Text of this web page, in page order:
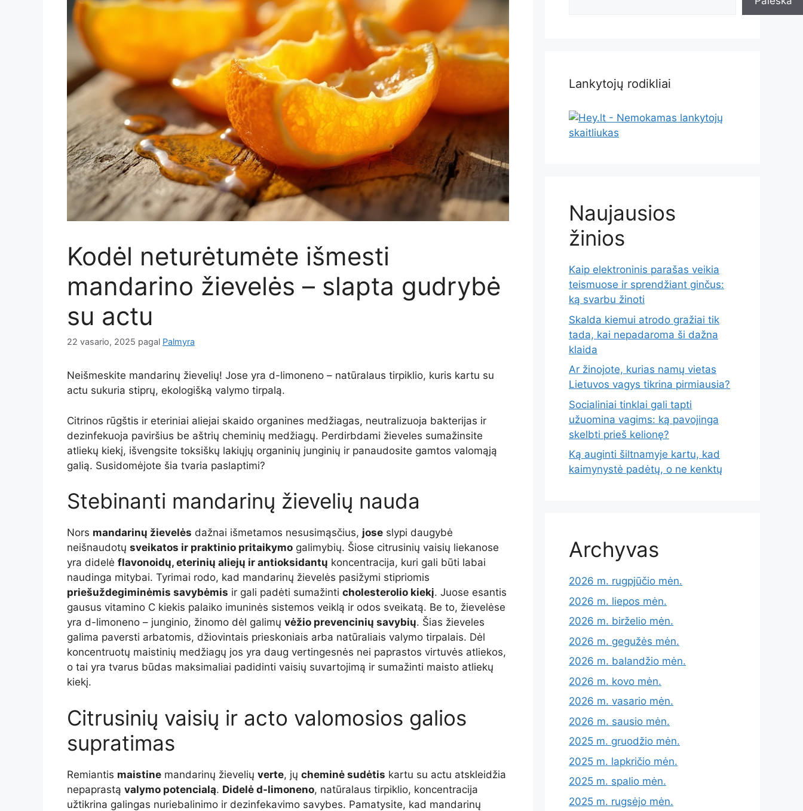
Kodėl neturėtumėte išmesti
mandarino žievelės – slapta gudrybė
su actu
22 vasario, 2025 pagal Palmyra
Neišmeskite mandarinų žievelių! Jose yra d-limoneno – natūralaus tirpiklio, kuris kartu su
actu sukuria stiprų, ekologišką valymo tirpalą.
Citrinos rūgštis ir eteriniai aliejai skaido organines medžiagas, neutralizuoja bakterijas ir
dezinfekuoja paviršius be aštrių cheminių medžiagų. Perdirbdami žieveles sumažinsite
atliekų kiekį, išvengsite toksiškų lakiųjų organinių junginių ir panaudosite gamtos valomąją
galią. Susidomėjote šia tvaria paslaptimi?
Stebinanti mandarinų žievelių nauda
Nors mandarinų žievelės dažnai išmetamos nesusimąsčius, jose slypi daugybė
neišnaudotų sveikatos ir praktinio pritaikymo galimybių. Šiose citrusinių vaisių liekanose
yra didelė flavonoidų, eterinių aliejų ir antioksidantų koncentracija, kuri gali būti labai
naudinga mitybai. Tyrimai rodo, kad mandarinų žievelės pasižymi stipriomis
priešuždegiminėmis savybėmis ir gali padėti sumažinti cholesterolio kiekį. Juose esantis
gausus vitamino C kiekis palaiko imuninės sistemos veiklą ir odos sveikatą. Be to, žievelėse
yra d-limoneno – junginio, žinomo dėl galimų vėžio prevencinių savybių. Šias žieveles
galima paversti arbatomis, džiovintais prieskoniais arba natūraliais valymo tirpalais. Dėl
koncentruotų maistinių medžiagų jos yra daug vertingesnės nei paprastos virtuvės atliekos,
o tai yra tvarus būdas maksimaliai padidinti vaisių suvartojimą ir sumažinti maisto atliekų
kiekį.
Citrusinių vaisių ir acto valomosios galios
supratimas
Remiantis maistine mandarinų žievelių verte, jų cheminė sudėtis kartu su actu atskleidžia
nepaprastą valymo potencialą. Didelė d-limoneno, natūralaus tirpiklio, koncentracija
užtikrina galingas nuriebalinimo ir dezinfekavimo savybes. Pamatysite, kad mandarinų
Lankytojų rodikliai
Naujausios
žinios
Kaip elektroninis parašas veikia
teismuose ir sprendžiant ginčus:
ką svarbu žinoti
Skalda kiemui atrodo gražiai tik
tada, kai nepadaroma ši dažna
klaida
Ar žinojote, kurias namų vietas
Lietuvos vagys tikrina pirmiausia?
Socialiniai tinklai gali tapti
užuomina vagims: ką pavojinga
skelbti prieš kelionę?
Ką auginti šiltnamyje kartu, kad
kaimynystė padėtų, o ne kenktų
Archyvas
2026 m. rugpjūčio mėn.
2026 m. liepos mėn.
2026 m. birželio mėn.
2026 m. gegužės mėn.
2026 m. balandžio mėn.
2026 m. kovo mėn.
2026 m. vasario mėn.
2026 m. sausio mėn.
2025 m. gruodžio mėn.
2025 m. lapkričio mėn.
2025 m. spalio mėn.
2025 m. rugsėjo mėn.